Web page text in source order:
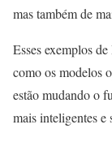
mas também de
Esses exemplos
como os modelos
estão mudando o
mais inteligentes e